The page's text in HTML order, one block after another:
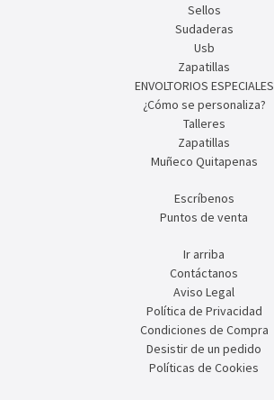
Sellos
Sudaderas
Usb
Zapatillas
ENVOLTORIOS ESPECIALES
¿Cómo se personaliza?
Talleres
Zapatillas
Muñeco Quitapenas
Escríbenos
Puntos de venta
Ir arriba
Contáctanos
Aviso Legal
Política de Privacidad
Condiciones de Compra
Desistir de un pedido
Políticas de Cookies